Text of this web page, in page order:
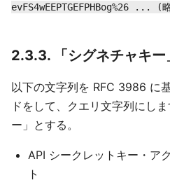
evFS4wEEPTGEFPHBog%26 ... (
2.3.3. 「シグネチャキー
以下の文字列を RFC 3986 に
ドをして、クエリ文字列にし
ー」とする。
API シークレットキー・ア
ト